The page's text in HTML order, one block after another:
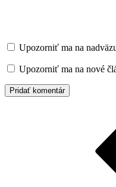
Upozorniť ma na
Upozorniť ma na nové